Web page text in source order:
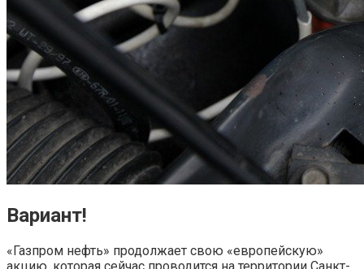
Вариант!
«Газпром нефть» продолжает свою «европейскую»